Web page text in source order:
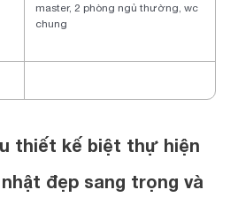
master, 2 phòng ngủ thường, wc
chung
thiết kế biệt thự hiện
đẹp sang trọng và